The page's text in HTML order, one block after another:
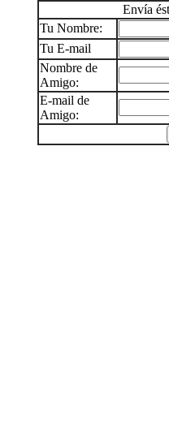
Envía
Tu Nombre:
Tu E-mail
Nombre de
Amigo:
E-mail de
Amigo: